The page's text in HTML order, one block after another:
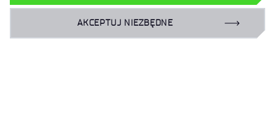
AKCEPTUJ NIEZBĘDNE
Sieć Eduroam
Plan Równości Płci